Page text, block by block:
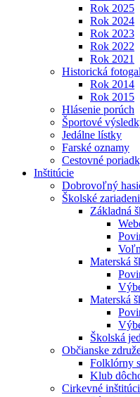
Rok 2025
Rok 2024
Rok 2023
Rok 2022
Rok 2021
Historická
Rok 2014
Rok 2015
Hlásenie porúch
Športové
Jedálne lístky
Farské oznamy
Cestovné
Inštitúcie
Dobrovoľný
Školské
Základná
Materská
Materská
Školská
Občianske
Folklórny
Klub
Cirkevné